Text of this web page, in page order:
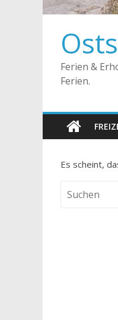
Ferien &
Ferien.
Es scheint,